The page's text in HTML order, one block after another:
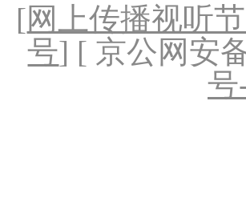
[网上传播视听
号] [ 京公网安
号